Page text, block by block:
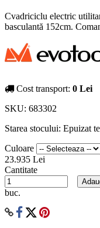
Cvadriciclu electric
basculantă 152cm.
Cost transport: 0 Lei
SKU: 683302
Starea stocului: Epuizat
Culoare
23.935 Lei
Cantitate
buc.